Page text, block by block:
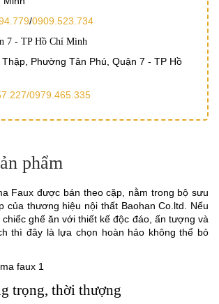
/0909.523.734
7 - TP Hồ Chí Minh
Phường Tân Phú, Quận 7 - TP Hồ
0979.465.335
phẩm
Faux được bán theo cặp, nằm trong bộ sưu
của thương hiệu nội thất Baohan Co.ltd. Nếu
ghế ăn với thiết kế độc đáo, ấn tượng và
thì đây là lựa chọn hoàn hảo không thể bỏ
trọng, thời thượng